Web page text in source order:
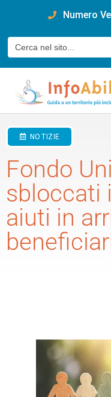
Numero
Cerca:
NOTIZIE
Fondo
sbloccati
aiuti in